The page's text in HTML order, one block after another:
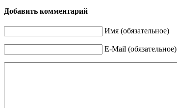
Добавить комментарий
Имя (обязательное)
E-Mail (обязательное)